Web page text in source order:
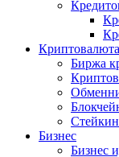
Криптовалюта
Биржа
Бизнес
Бизнес